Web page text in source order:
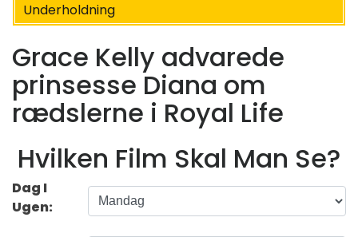
Underholdning
Grace Kelly advarede
prinsesse Diana om
rædslerne i Royal Life
Hvilken Film Skal Man Se?
Dag I
Ugen: